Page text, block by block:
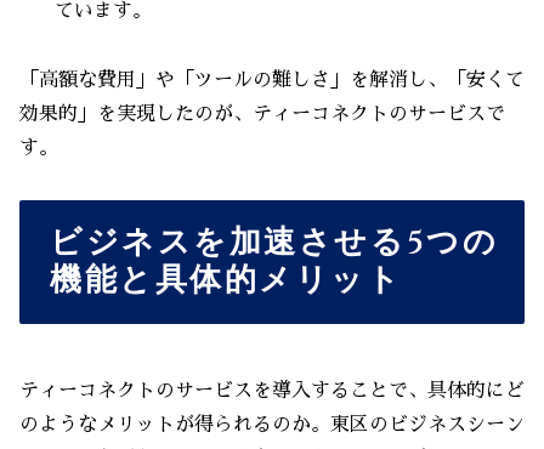
ています。
「高額な費用」や「ツールの難しさ」を解消し、「安くて
効果的」を実現したのが、ティーコネクトのサービスで
す。
ビジネスを加速させる5つの
機能と具体的メリット
ティーコネクトのサービスを導入することで、具体的にど
のようなメリットが得られるのか。東区のビジネスシーン